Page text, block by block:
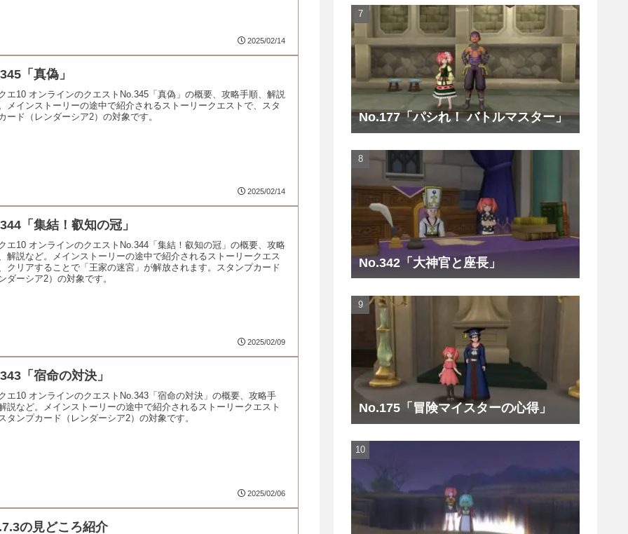
2025/02/14
「真偽」
エ10 オンラインのクエストNo.345「真偽」の概要、攻略手順、解説
メインストーリーの途中で紹介されるストーリークエストで、スタ
ード（レンダーシア2）の対象です。
2025/02/14
「集結！叡知の冠」
エ10 オンラインのクエストNo.344「集結！叡知の冠」の概要、攻略
解説など。メインストーリーの途中で紹介されるストーリークエス
クリアすることで「王家の迷宮」が解放されます。スタンプカード
ダーシア2）の対象です。
2025/02/09
「宿命の対決」
エ10 オンラインのクエストNo.343「宿命の対決」の概要、攻略手
説など。メインストーリーの途中で紹介されるストーリークエスト
タンプカード（レンダーシア2）の対象です。
2025/02/06
の見どころ紹介
No.177「パシれ！ バトルマスター」
No.342「大神官と座長」
No.175「冒険マイスターの心得」